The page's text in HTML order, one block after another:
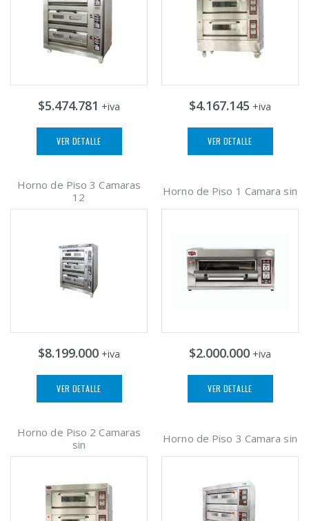
$5.474.781 +iva
VER DETALLE
$4.167.145 +iva
VER DETALLE
Horno de Piso 3 Camaras
12
$8.199.000 +iva
VER DETALLE
Horno de Piso 1 Camara sin
$2.000.000 +iva
VER DETALLE
Horno de Piso 2 Camaras
sin
Horno de Piso 3 Camara sin